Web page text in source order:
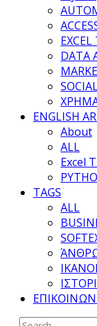
EXCEL
DATA
ENGLISH
About
ALL
Excel
TAGS
ALL